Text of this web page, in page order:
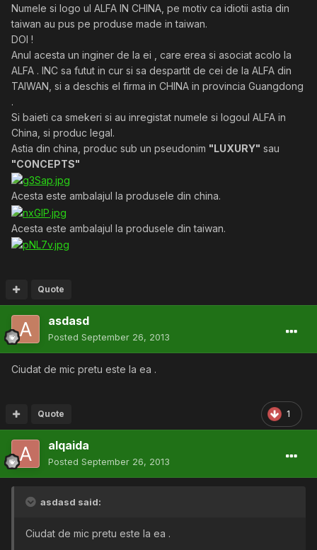
Numele si logo ul ALFA IN CHINA, pe motiv ca idiotii astia din
taiwan au pus pe produse made in taiwan.
DOI !
Anul acesta un inginer de la ei , care erea si asociat acolo la
ALFA . INC sa futut in cur si sa despartit de cei de la ALFA din
TAIWAN, si a deschis el firma in CHINA in provincia Guangdong
.
Si baieti ca smekeri si au inregistat numele si logoul ALFA in
China, si produc legal.
Astia din china, produc sub un pseudonim "LUXURY" sau
"CONCEPTS"
Acesta este ambalajul la produsele din china.
Acesta este ambalajul la produsele din taiwan.
Quote
asdasd
Posted September 26, 2013
Ciudat de mic pretu este la ea .
1
Quote
alqaida
Posted September 26, 2013
asdasd said:
Ciudat de mic pretu este la ea .